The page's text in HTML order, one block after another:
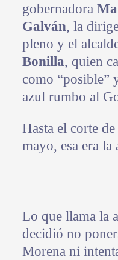
gobernadora
Galván, la
pleno y el
Bonilla, quien
como “posible”
azul rumbo al
Hasta el corte
mayo, esa era
Lo que llama la
decidió no
Morena ni